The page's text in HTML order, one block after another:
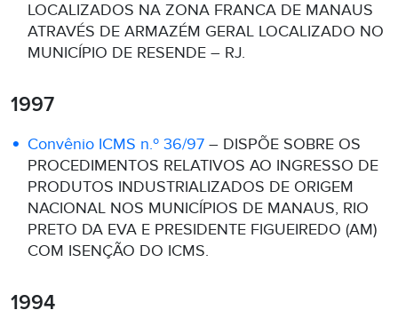
LOCALIZADOS NA ZONA FRANCA DE MANAUS
ATRAVÉS DE ARMAZÉM GERAL LOCALIZADO NO
MUNICÍPIO DE RESENDE – RJ.
1997
Convênio ICMS n.º 36/97 – DISPÕE SOBRE OS
PROCEDIMENTOS RELATIVOS AO INGRESSO DE
PRODUTOS INDUSTRIALIZADOS DE ORIGEM
NACIONAL NOS MUNICÍPIOS DE MANAUS, RIO
PRETO DA EVA E PRESIDENTE FIGUEIREDO (AM)
COM ISENÇÃO DO ICMS.
1994